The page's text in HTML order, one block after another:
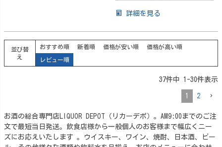
詳細を見る
並び替
え
おすすめ順 新着順 価格が安い順 価格が高い順
レビュー順
37件中 1 -30件表示
1 2
お酒の総合専門店LIQUOR DEPOT（リカーデポ）。AM9:00までのご注
文で最短当日発送。飲食店様から一般個人のお客様まで幅広くニー
ズにお応えいたします 。ウイスキー、ワイン、焼酎、日本酒、ビー